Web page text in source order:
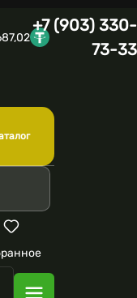
+7 (903) 330-
73-33